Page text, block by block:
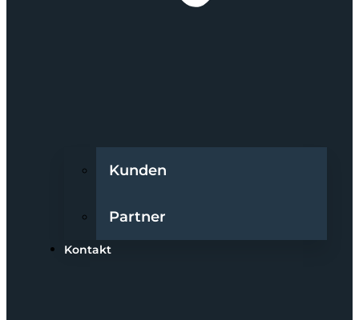
Kunden
Partner
Kontakt